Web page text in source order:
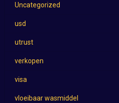
Uncategorized
usd
utrust
verkopen
visa
vloeibaar wasmiddel